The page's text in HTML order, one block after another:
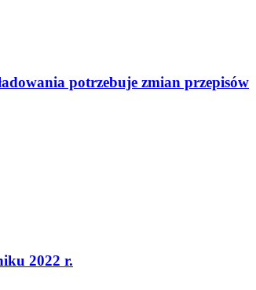
potrzebuje zmian przepisów
2022 r.